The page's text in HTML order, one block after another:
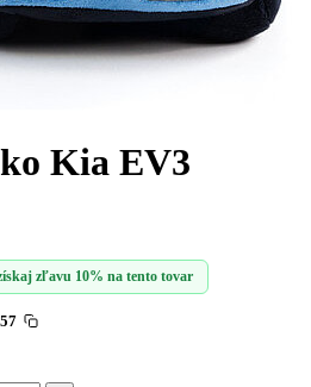
Kia EV3
zľavu 10% na tento tovar